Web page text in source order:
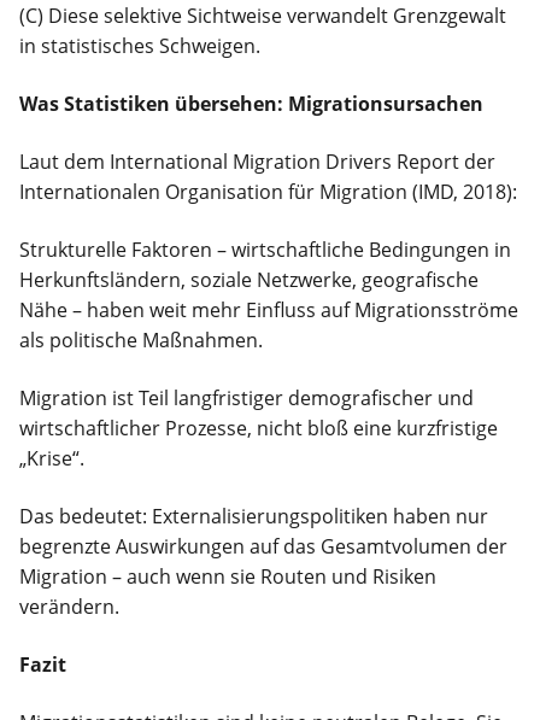
(C) Diese selektive Sichtweise verwandelt Grenzgewalt
in statistisches Schweigen.
Was Statistiken übersehen: Migrationsursachen
Laut dem International Migration Drivers Report der
Internationalen Organisation für Migration (IMD, 2018):
Strukturelle Faktoren – wirtschaftliche Bedingungen in
Herkunftsländern, soziale Netzwerke, geografische
Nähe – haben weit mehr Einfluss auf Migrationsströme
als politische Maßnahmen.
Migration ist Teil langfristiger demografischer und
wirtschaftlicher Prozesse, nicht bloß eine kurzfristige
„Krise“.
Das bedeutet: Externalisierungspolitiken haben nur
begrenzte Auswirkungen auf das Gesamtvolumen der
Migration – auch wenn sie Routen und Risiken
verändern.
Fazit